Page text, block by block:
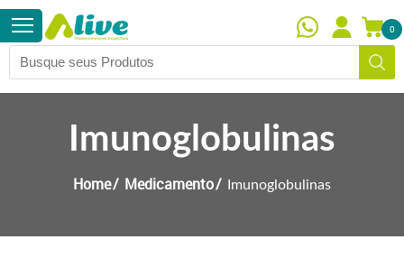
0
Imunoglobulinas
Home Medicamento Imunoglobulinas